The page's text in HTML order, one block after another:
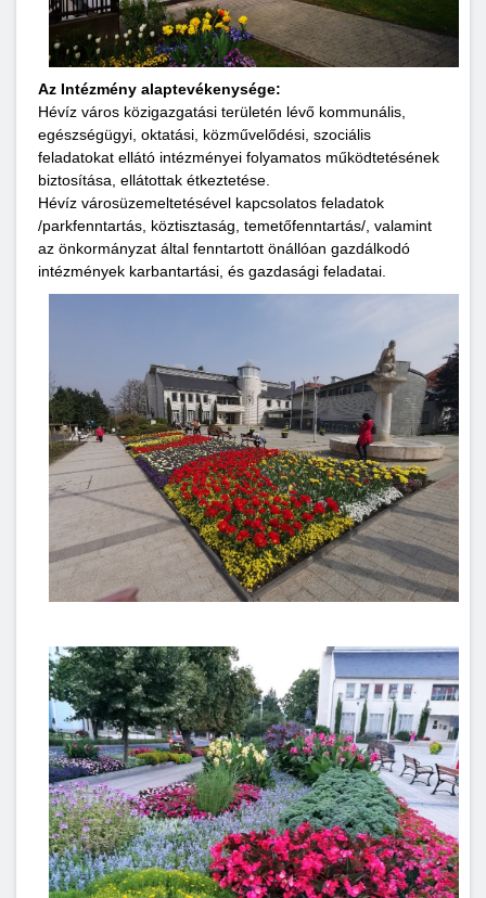
Az Intézmény alaptevékenysége:
Hévíz város közigazgatási területén lévő kommunális,
egészségügyi, oktatási, közművelődési, szociális
feladatokat ellátó intézményei folyamatos működtetésének
biztosítása, ellátottak étkeztetése.
Hévíz városüzemeltetésével kapcsolatos feladatok
/parkfenntartás, köztisztaság, temetőfenntartás/, valamint
az önkormányzat által fenntartott önállóan gazdálkodó
intézmények karbantartási, és gazdasági feladatai.